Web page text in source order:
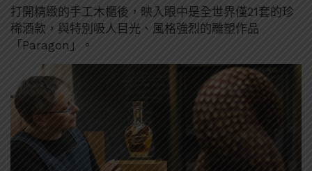
打開精緻的手工木櫃後，映入眼中是全世界僅21套的珍
稀酒款，與特別吸人目光、風格強烈的雕塑作品
「Paragon」。